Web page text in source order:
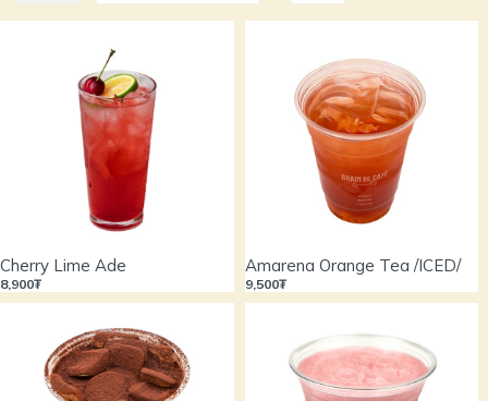
Cherry Lime Ade
8,900₮
Amarena Orange Tea /ICED/
9,500₮